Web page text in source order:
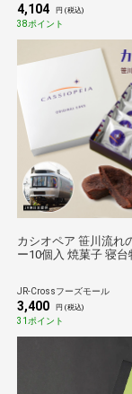
4,104 円 (税込)
38ポイント
カシオペア 笹川流れ
ー10個入 焼菓子 寝台
洋菓子 ギフト お取り
メ 挨拶 御礼 お
い
JR-Crossフーズモール
3,400 円 (税込)
31ポイント